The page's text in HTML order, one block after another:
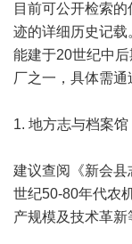
目前可公开检索
迹的详细历史记
能建于20世纪中
厂之一，具体需通
1. 地方志与档案馆
建议查阅《新会
世纪50-80年代农
产规模及技术革新